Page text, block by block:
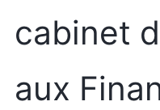
cabinet
aux